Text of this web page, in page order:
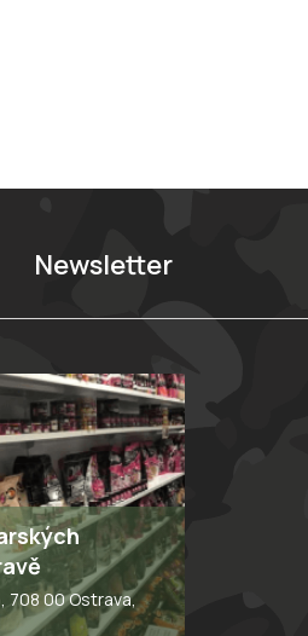
Newsletter
708 00 Ostrava,